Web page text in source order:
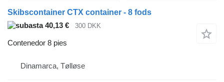
Skibscontainer CTX container - 8 fods
40,13 €
300 DKK
Contenedor 8 pies
Dinamarca, Tølløse